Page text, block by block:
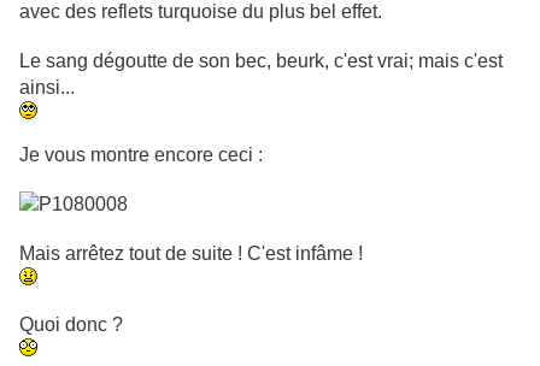
avec des reflets turquoise du plus bel effet.
Le sang dégoutte de son bec, beurk, c'est vrai; mais c'est
ainsi...
Je vous montre encore ceci :
Mais arrêtez tout de suite ! C'est infâme !
Quoi donc ?